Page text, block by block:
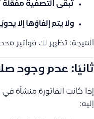
تبقى التصفية مفعّلة
ولا يتم إلغاؤها إلا
النتيجة: تظهر لك فواتير
ثانيًا: عدم وجود
إذا كانت الفاتورة منشأة في
إليه: